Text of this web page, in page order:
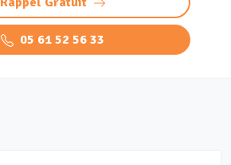
05 61 52 56 33